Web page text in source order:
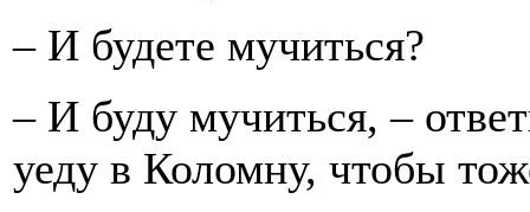
– И будете мучиться?
– И буду мучиться, –
уеду в Коломну, чтобы